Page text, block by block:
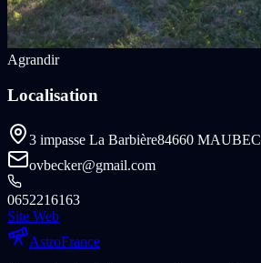
Agrandir
Localisation
3 impasse La Barbière84660 MAUBEC
ovbecker@gmail.com
0652216163
Site Web
AstroFrance